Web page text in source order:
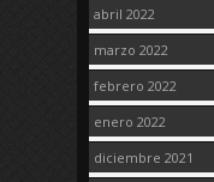
abril 2022
marzo 2022
febrero 2022
enero 2022
diciembre 2021